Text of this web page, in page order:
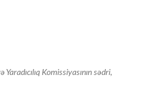
Komissiyasının sədri,